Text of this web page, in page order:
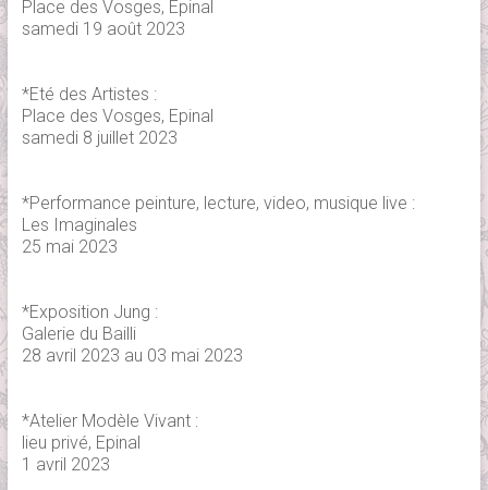
Place des Vosges, Epinal
samedi 19 août 2023
*Eté des Artistes :
Place des Vosges, Epinal
samedi 8 juillet 2023
*Performance peinture, lecture, video, musique live :
Les Imaginales
25 mai 2023
*Exposition Jung :
Galerie du Bailli
28 avril 2023 au 03 mai 2023
*Atelier Modèle Vivant :
lieu privé, Epinal
1 avril 2023